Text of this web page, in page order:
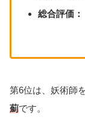
総合評価：
第6位は、妖術師
薊です。